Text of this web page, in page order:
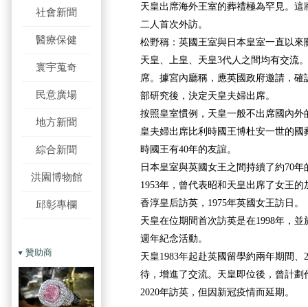
社會新聞
醫療保健
寰宇蒐奇
民意廣場
地方新聞
綜合新聞
洪園博物館
邱彰專欄
贊助商
天皇出席海外王室的葬禮極為罕見。這
二人首次外訪。
松野稱：英國王室與日本皇室一直以
天皇、上皇、天皇3代人之間均有交流
席。據宮內廳稱，應英國政府邀請，
部研究後，決定天皇夫婦出席。
按照皇室慣例，天皇一般不出席國內外
皇夫婦出席比利時國王博杜安一世的
時國王有40年的友誼。
日本皇室與英國女王之間持續了約70
1953年，曾代表昭和天皇出席了女王
香淳皇后訪英，1975年英國女王訪日。
天皇在位期間首次訪英是在1998年，並
週年紀念活動。
天皇1983年起赴英國留學約兩年期間
待，增進了交流。天皇即位後，曾計
2020年訪英，但因新冠疫情而延期。